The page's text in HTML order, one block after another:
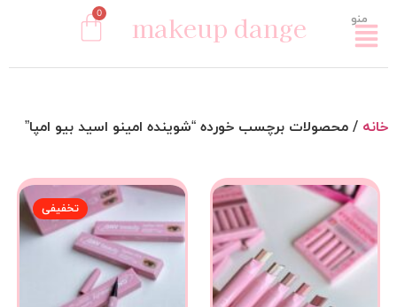
منو makeup dange
0
خانه / محصولات برچسب خورده “شوینده امینو اسید بیو امپا”
تخفیفی